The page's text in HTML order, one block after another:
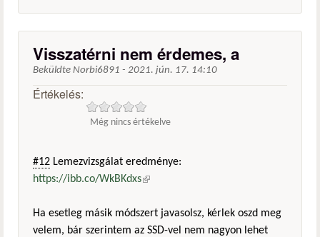
Visszatérni nem érdemes, a
Beküldte Norbi6891 - 2021. jún. 17. 14:10
Értékelés:
Még nincs értékelve
#12 Lemezvizsgálat eredménye:
https://ibb.co/WkBKdxs(külső hivatkozás)
Ha esetleg másik módszert javasolsz, kérlek oszd meg
velem, bár szerintem az SSD-vel nem nagyon lehet